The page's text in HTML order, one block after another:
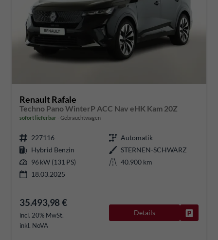
Renault Rafale
Techno Pano WinterP ACC Nav eHK Kam 20Z
sofort lieferbar Gebrauchtwagen
227116
Automatik
Hybrid Benzin
STERNEN-SCHWARZ
96 kW (131 PS)
40.900 km
18.03.2025
35.493,98 €
incl. 20% MwSt.
inkl. NoVA
Details